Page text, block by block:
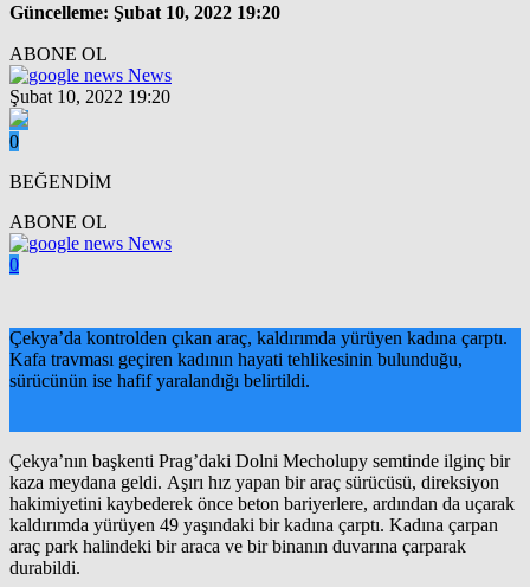
Güncelleme: Şubat 10, 2022 19:20
ABONE OL
News
Şubat 10, 2022 19:20
0
BEĞENDİM
ABONE OL
News
0
Çekya’da kontrolden çıkan araç, kaldırımda yürüyen kadına çarptı.
Kafa travması geçiren kadının hayati tehlikesinin bulunduğu,
sürücünün ise hafif yaralandığı belirtildi.
Çekya’nın başkenti Prag’daki Dolni Mecholupy semtinde ilginç bir
kaza meydana geldi. Aşırı hız yapan bir araç sürücüsü, direksiyon
hakimiyetini kaybederek önce beton bariyerlere, ardından da uçarak
kaldırımda yürüyen 49 yaşındaki bir kadına çarptı. Kadına çarpan
araç park halindeki bir araca ve bir binanın duvarına çarparak
durabildi.